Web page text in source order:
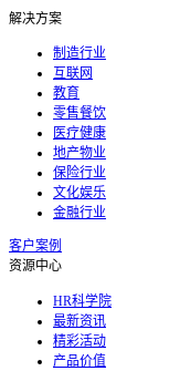
解决方案
制造行业
互联网
教育
零售餐饮
医疗健康
地产物业
保险行业
文化娱乐
金融行业
客户案例
资源中心
HR科学院
最新资讯
精彩活动
产品价值